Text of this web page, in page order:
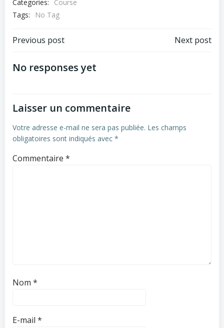
Categories:
Course
Tags:
No Tag
Post
navigation
Previous post Next post
No responses yet
Laisser un commentaire
Votre adresse e-mail ne sera pas publiée. Les champs
obligatoires sont indiqués avec *
Commentaire *
Nom *
E-mail *